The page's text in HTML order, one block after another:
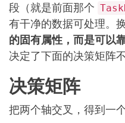
段（就是前面那个
有干净的数据可处理。
的固有属性，而是可以
决定了下面的决策矩阵
决策矩阵
把两个轴交叉，得到一